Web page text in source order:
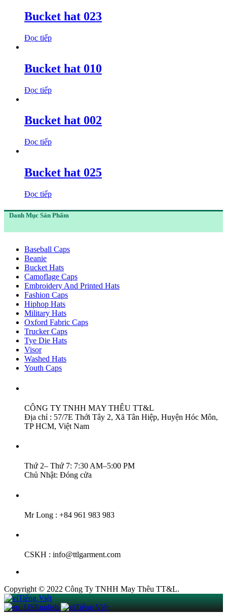
Bucket hat 023
Đọc tiếp
Bucket hat 010
Đọc tiếp
Bucket hat 002
Đọc tiếp
Bucket hat 025
Đọc tiếp
Danh Mục Sản Phẩm
Baseball Caps
Beanie
Bucket Hats
Camoflage Caps
Embroidery And Printed Hats
Fashion Caps
Hiphop Hats
Military Hats
Oxford Fabric Caps
Trucker Caps
Tye Die Hats
Visor
Washed Hats
Youth Caps
CÔNG TY TNHH MAY THÊU TT&L
Địa chỉ : 57/7E Thới Tây 2, Xã Tân Hiệp, Huyện Hóc Môn,
TP HCM, Việt Nam
Thứ 2– Thứ 7: 7:30 AM–5:00 PM
Chủ Nhật: Đóng cửa
Mr Long : +84 961 983 983
CSKH : info@ttlgarment.com
Copyright © 2022 Công Ty TNHH May Thêu TT&L.
Tiếng Việt
English
Tiếng Việt